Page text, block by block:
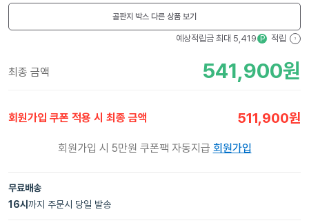
골판지 박스 다른 상품 보기
예상적립금 최대 5,419 P 적립 ?
최종 금액 541,900원
회원가입 쿠폰 적용 시 최종 금액 511,900원
회원가입 시 5만원 쿠폰팩 자동지급 회원가입
무료배송
16시 까지 주문시 당일 발송